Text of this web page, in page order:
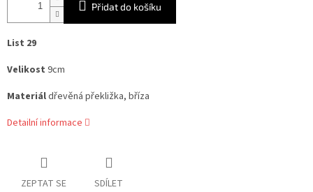
Přidat do košíku
List 29
Velikost 9cm
Materiáldřevěná překližka, bříza
Detailní informace
ZEPTAT SE SDÍLET